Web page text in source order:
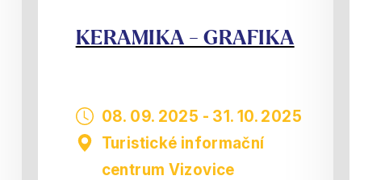
KERAMIKA - GRAFIKA
08. 09. 2025 - 31. 10. 2025
Turistické informační
centrum Vizovice